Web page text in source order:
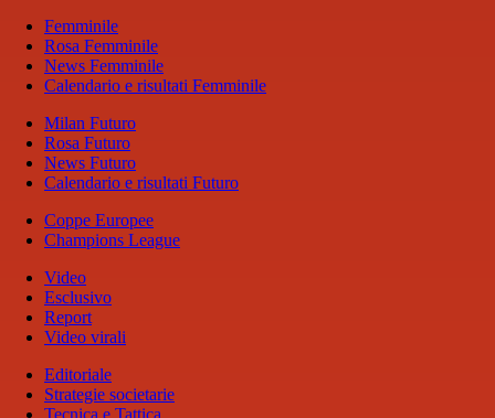
Femminile
Rosa Femminile
News Femminile
Calendario e risultati Femminile
Milan Futuro
Rosa Futuro
News Futuro
Calendario e risultati Futuro
Coppe Europee
Champions League
Video
Esclusivo
Report
Video virali
Editoriale
Strategie societarie